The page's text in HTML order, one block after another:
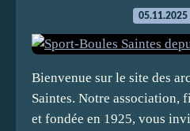
05.11.2025
Bienvenue sur le site des
Saintes. Notre association,
et fondée en 1925, vous